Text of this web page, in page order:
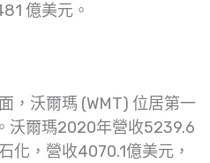
億美元。
，沃爾瑪 (WMT) 位居第一
。沃爾瑪2020年營收5239.6
化，營收4070.1億美元，